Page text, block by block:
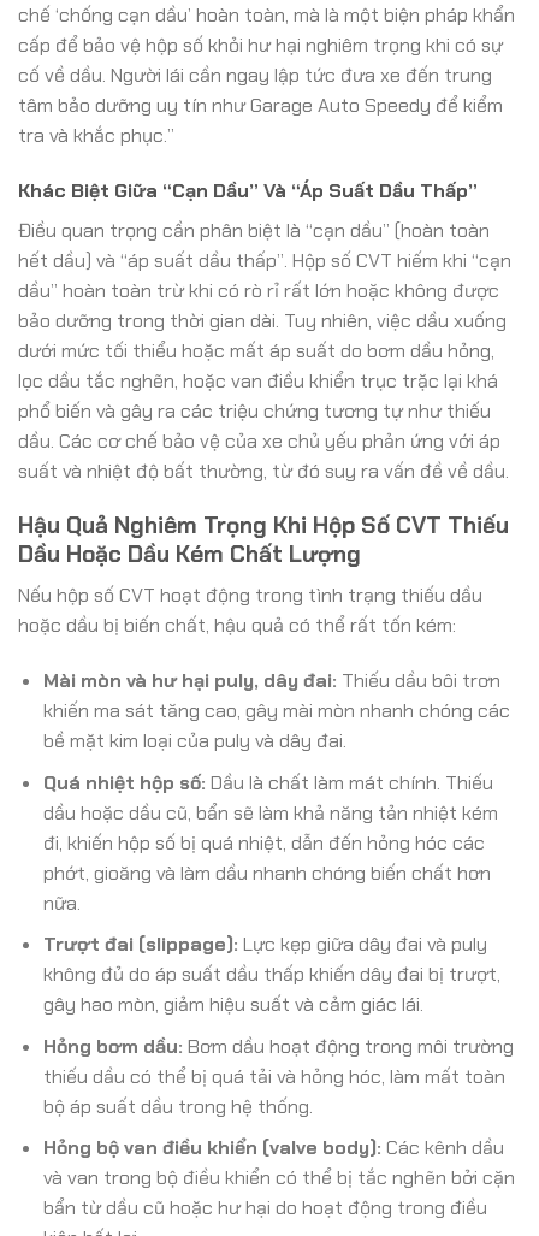
chế ‘chống cạn dầu’ hoàn toàn, mà là một biện pháp khẩn
cấp để bảo vệ hộp số khỏi hư hại nghiêm trọng khi có sự
cố về dầu. Người lái cần ngay lập tức đưa xe đến trung
tâm bảo dưỡng uy tín như Garage Auto Speedy để kiểm
tra và khắc phục.”
Khác Biệt Giữa “Cạn Dầu” Và “Áp Suất Dầu Thấp”
Điều quan trọng cần phân biệt là “cạn dầu” (hoàn toàn
hết dầu) và “áp suất dầu thấp”. Hộp số CVT hiếm khi “cạn
dầu” hoàn toàn trừ khi có rò rỉ rất lớn hoặc không được
bảo dưỡng trong thời gian dài. Tuy nhiên, việc dầu xuống
dưới mức tối thiểu hoặc mất áp suất do bơm dầu hỏng,
lọc dầu tắc nghẽn, hoặc van điều khiển trục trặc lại khá
phổ biến và gây ra các triệu chứng tương tự như thiếu
dầu. Các cơ chế bảo vệ của xe chủ yếu phản ứng với áp
suất và nhiệt độ bất thường, từ đó suy ra vấn đề về dầu.
Hậu Quả Nghiêm Trọng Khi Hộp Số CVT Thiếu
Dầu Hoặc Dầu Kém Chất Lượng
Nếu hộp số CVT hoạt động trong tình trạng thiếu dầu
hoặc dầu bị biến chất, hậu quả có thể rất tốn kém:
Mài mòn và hư hại puly, dây đai: Thiếu dầu bôi trơn
khiến ma sát tăng cao, gây mài mòn nhanh chóng các
bề mặt kim loại của puly và dây đai.
Quá nhiệt hộp số: Dầu là chất làm mát chính. Thiếu
dầu hoặc dầu cũ, bẩn sẽ làm khả năng tản nhiệt kém
đi, khiến hộp số bị quá nhiệt, dẫn đến hỏng hóc các
phớt, gioăng và làm dầu nhanh chóng biến chất hơn
nữa.
Trượt đai (slippage): Lực kẹp giữa dây đai và puly
không đủ do áp suất dầu thấp khiến dây đai bị trượt,
gây hao mòn, giảm hiệu suất và cảm giác lái.
Hỏng bơm dầu: Bơm dầu hoạt động trong môi trường
thiếu dầu có thể bị quá tải và hỏng hóc, làm mất toàn
bộ áp suất dầu trong hệ thống.
Hỏng bộ van điều khiển (valve body): Các kênh dầu
và van trong bộ điều khiển có thể bị tắc nghẽn bởi cặn
bẩn từ dầu cũ hoặc hư hại do hoạt động trong điều